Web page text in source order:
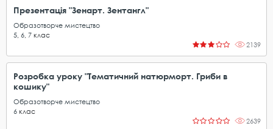
Презентація "Зенарт. Зентангл"
Образотворче мистецтво
5 6 7 клас
2139
Розробка уроку "Тематичний натюрморт. Гриби в
кошику"
Образотворче мистецтво
6 клас
2639